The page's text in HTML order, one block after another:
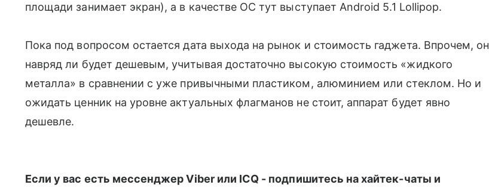
площади занимает экран), а в качестве ОС тут выступает Android 5.1 Lollipop.
Пока под вопросом остается дата выхода на рынок и стоимость гаджета. Впрочем, он
навряд ли будет дешевым, учитывая достаточно высокую стоимость «жидкого
металла» в сравнении с уже привычными пластиком, алюминием или стеклом. Но и
ожидать ценник на уровне актуальных флагманов не стоит, аппарат будет явно
дешевле.
Если у вас есть мессенджер Viber или ICQ - подпишитесь на хайтек-чаты и